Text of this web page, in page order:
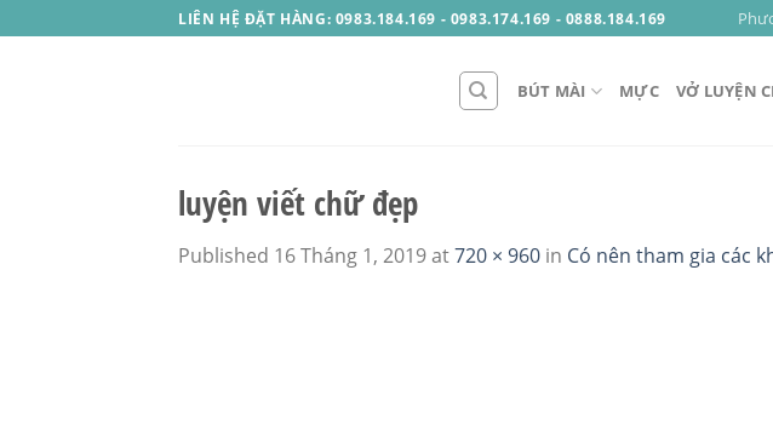
to
LIÊN HỆ ĐẶT HÀNG: 0983.184.169 - 0983.174.169 - 0888.184.169
BÚT MÀI MỰC VỞ LUYỆN
luyện viết chữ đẹp
Published 16 Tháng 1, 2019at720 × 960 in Có nên tham gia các